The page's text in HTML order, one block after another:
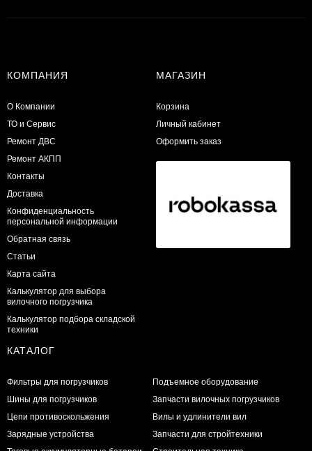
КОМПАНИЯ
О Компании
ТО и Сервис
​Ремонт ДВС
Ремонт АКПП
Контакты
Доставка
Конфиденциальность
персональной информации
Обратная связь
Статьи
Карта сайта
Калькулятор для выбора
вилочного погрузчика
Калькулятор подбора складской
техники
МАГАЗИН
Корзина
Личный кабинет
Оформить заказ
КАТАЛОГ
Фильтры для погрузчиков
Шины для погрузчиков
Цепи противоскольжения
Зарядные устройства
Подъемное оборудование
Запчасти вилочных погрузчиков
Вилы и удлинители вил
Запчасти для стройтехники